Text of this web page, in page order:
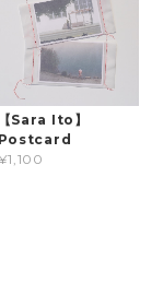
【Sara Ito】
Postcard